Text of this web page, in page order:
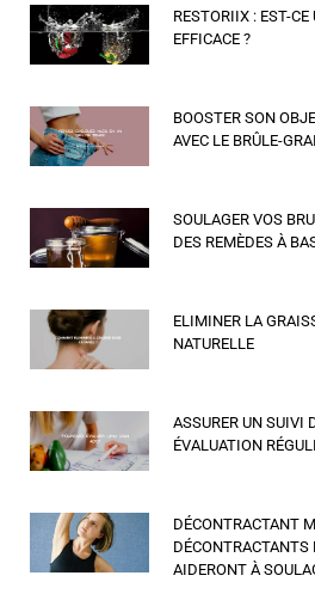
RESTORIIX : EST-
EFFICACE ?
BOOSTER SON
AVEC LE BRÛLE-
SOULAGER VOS
DES REMÈDES À
ELIMINER LA
NATURELLE
ASSURER UN SUIVI
ÉVALUATION
DÉCONTRACTANT
DÉCONTRACTANTS
AIDERONT À